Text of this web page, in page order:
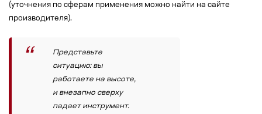
(уточнения по сферам применения можно найти на сайте
производителя).
Представьте
ситуацию: вы
работаете на высоте,
и внезапно сверху
падает инструмент.